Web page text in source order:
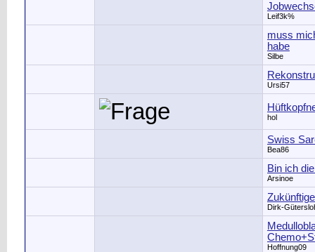
Leif3k%
muss
habe
Silbe
Ursi57
hol
Swiss
Bea86
Bin ich
Arsinoe
Dirk-
Hoffnung09